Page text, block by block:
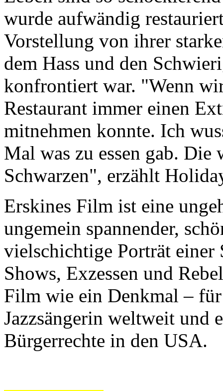
wurde aufwändig
Vorstellung von ihrer
dem Hass und den
konfrontiert war. "Wenn
Restaurant immer einen
mitnehmen konnte. Ich
Mal was zu essen gab.
Schwarzen", erzählt
Erskines Film ist eine
ungemein spannender,
vielschichtige Porträt einer
Shows, Exzessen und
Film wie ein Denkmal –
Jazzsängerin weltweit und
Bürgerrechte in den USA.